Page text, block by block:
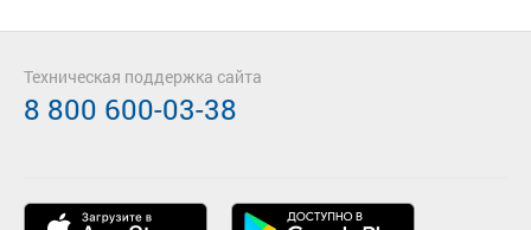
Техническая поддержка сайта
8 800 600-03-38